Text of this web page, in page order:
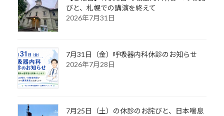
びと、札幌での講演を終えて
2026年7月31日
7月31日（金）呼吸器内科休診のお知らせ
2026年7月28日
7月25日（土）の休診のお詫びと、日本喘息